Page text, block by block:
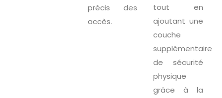
précis des
accès.
tout en
ajoutant une
couche
supplémentaire
de sécurité
physique
grâce à la